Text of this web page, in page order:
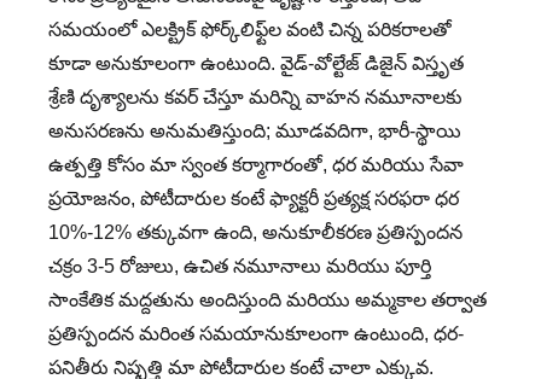
సమయంలో ఎలక్ట్రిక్ ఫోర్క్‌లిఫ్ట్‌ల వంటి చిన్న పరికరాలతో
కూడా అనుకూలంగా ఉంటుంది. వైడ్-వోల్టేజ్ డిజైన్ విస్తృత
శ్రేణి దృశ్యాలను కవర్ చేస్తూ మరిన్ని వాహన నమూనాలకు
అనుసరణను అనుమతిస్తుంది; మూడవదిగా, భారీ-స్థాయి
ఉత్పత్తి కోసం మా స్వంత కర్మాగారంతో, ధర మరియు సేవా
ప్రయోజనం, పోటీదారుల కంటే ఫ్యాక్టరీ ప్రత్యక్ష సరఫరా ధర
10%-12% తక్కువగా ఉంది, అనుకూలీకరణ ప్రతిస్పందన
చక్రం 3-5 రోజులు, ఉచిత నమూనాలు మరియు పూర్తి
సాంకేతిక మద్దతును అందిస్తుంది మరియు అమ్మకాల తర్వాత
ప్రతిస్పందన మరింత సమయానుకూలంగా ఉంటుంది, ధర-
పనితీరు నిష్పత్తి మా పోటీదారుల కంటే చాలా ఎక్కువ.